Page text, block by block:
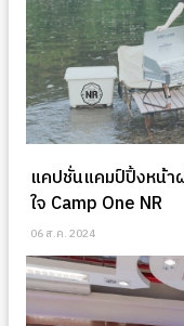
แคปชั่นแคมป์ปิ้งหน้า
ใจ Camp One NR
06 ส.ค. 2024